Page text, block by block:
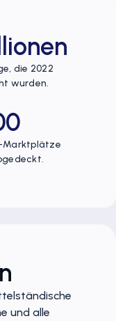
die 2022
wurden.
Marktplätze
und alle